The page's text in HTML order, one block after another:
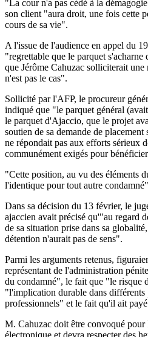
"La cour n'a pas cédé à la
son client "aura droit, une fois cette
cours de sa vie".
A l'issue de l'audience en appel du
"regrettable que le parquet
que Jérôme Cahuzac solliciterait
n'est pas le cas".
Sollicité par l'AFP, le procureur
indiqué que "le parquet général
le parquet d'Ajaccio, que le projet
soutien de sa demande de
ne répondait pas aux efforts sérieux
communément exigés pour
"Cette position, au vu des éléments
l'identique pour tout autre
Dans sa décision du 13 février, le
ajaccien avait précisé qu'"au regard
de sa situation prise dans sa
détention n'aurait pas de sens".
Parmi les arguments retenus,
représentant de l'administration
du condamné", le fait que "le risque
"l'implication durable dans différents
professionnels" et le fait qu'il ait
M. Cahuzac doit être convoqué pour
électronique et devra respecter des